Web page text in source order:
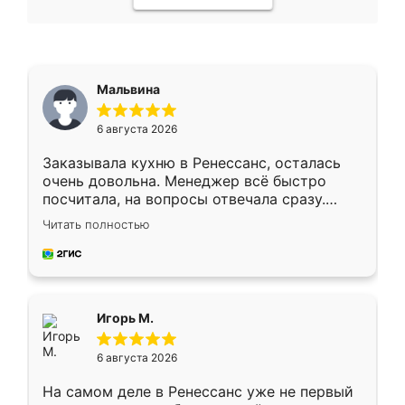
Мальвина
6 августа 2026
Заказывала кухню в Ренессанс, осталась
очень довольна. Менеджер всё быстро
посчитала, на вопросы отвечала сразу.
Замерщик приехал в субботу, подошёл к
делу со всей ответственностью. Собрали
за день, ребята работали аккуратно, даже
Читать полностью
Игорь М.
6 августа 2026
На самом деле в Ренессанс уже не первый